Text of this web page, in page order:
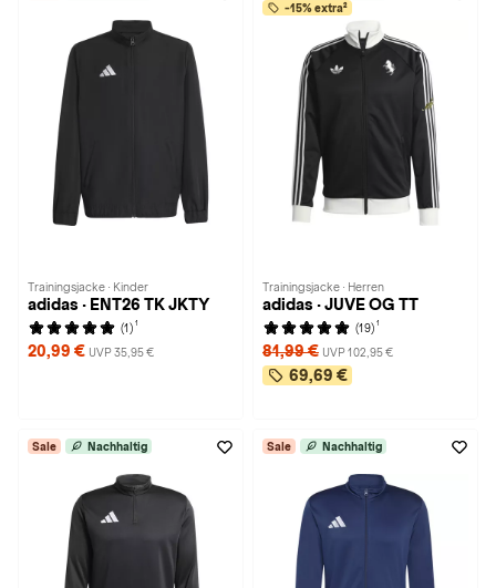
Trainingsjacke · Kinder
adidas · ENT26 TK JKTY
(1) 1
20,99 € UVP 35,95 €
-15% extra²
Trainingsjacke · Herren
adidas · JUVE OG TT
(19) 1
81,99 € UVP 102,95 €
69,69 €
Sale Nachhaltig Sale Nachhaltig